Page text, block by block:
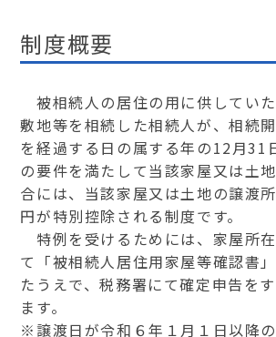
制度概要
被相続人の居住の用に供してい
敷地等を相続した相続人が、相続
を経過する日の属する年の12月31
の要件を満たして当該家屋又は土
合には、当該家屋又は土地の譲渡
円が特別控除される制度です。
特例を受けるためには、家屋所
て「被相続人居住用家屋等確認書
たうえで、税務署にて確定申告を
ます。
※譲渡日が令和６年１月１日以降